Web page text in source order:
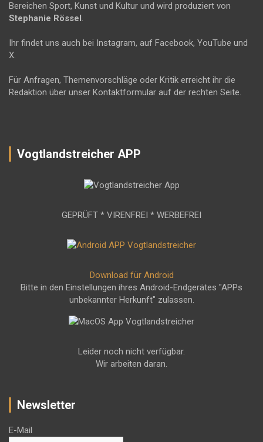
Bereichen Sport, Kunst und Kultur und wird produziert von
Stephanie Rössel .
Ihr findet uns auch bei Instagram, auf Facebook, YouTube und
X.
Für Anfragen, Themenvorschläge oder Kritik erreicht ihr die
Redaktion über unser Kontaktformular auf der rechten Seite.
Vogtlandstreicher APP
GEPRÜFT * VIRENFREI * WERBEFREI
Download für Android
Bitte in den Einstellungen ihres Android-Endgerätes "APPs
unbekannter Herkunft" zulassen.
Leider noch nicht verfügbar.
Wir arbeiten daran.
Newsletter
E-Mail